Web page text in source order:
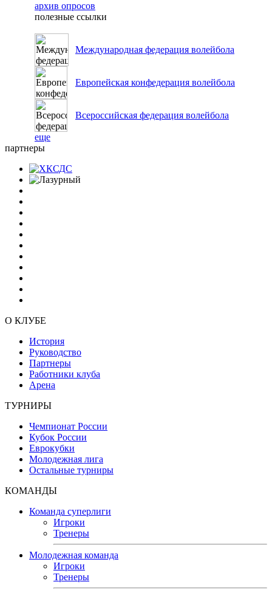
архив опросов
полезные ссылки
Международная федерация волейбола
Европейская конфедерация волейбола
Всероссийская федерация волейбола
еще
партнеры
О КЛУБЕ
История
Руководство
Партнеры
Работники клуба
Арена
ТУРНИРЫ
Чемпионат России
Кубок России
Еврокубки
Молодежная лига
Остальные турниры
КОМАНДЫ
Команда суперлиги
Игроки
Тренеры
Молодежная команда
Игроки
Тренеры